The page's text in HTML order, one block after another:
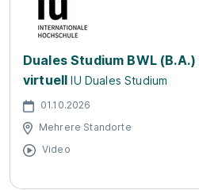
Duales Studium BWL
virtuell IU Duales Studium
01.10.2026
Mehrere Standorte
Video